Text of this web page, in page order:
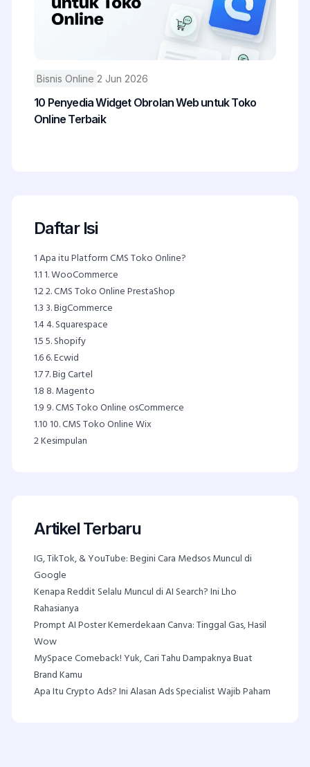
Bisnis Online 2 Jun 2026
10 Penyedia Widget Obrolan Web untuk Toko
Online Terbaik
Daftar Isi
1Apa itu Platform CMS Toko Online?
1.11. WooCommerce
1.22. CMS Toko Online PrestaShop
1.3 3. BigCommerce
1.44. Squarespace
1.55. Shopify
1.66. Ecwid
1.77. Big Cartel
1.8 8. Magento
1.9 9. CMS Toko Online osCommerce
1.1010. CMS Toko Online Wix
2Kesimpulan
Artikel Terbaru
IG, TikTok, & YouTube: Begini Cara Medsos Muncul di
Google
Kenapa Reddit Selalu Muncul di AI Search? Ini Lho
Rahasianya
Prompt AI Poster Kemerdekaan Canva: Tinggal Gas, Hasil
Wow
MySpace Comeback! Yuk, Cari Tahu Dampaknya Buat
Brand Kamu
Apa Itu Crypto Ads? Ini Alasan Ads Specialist Wajib Paham